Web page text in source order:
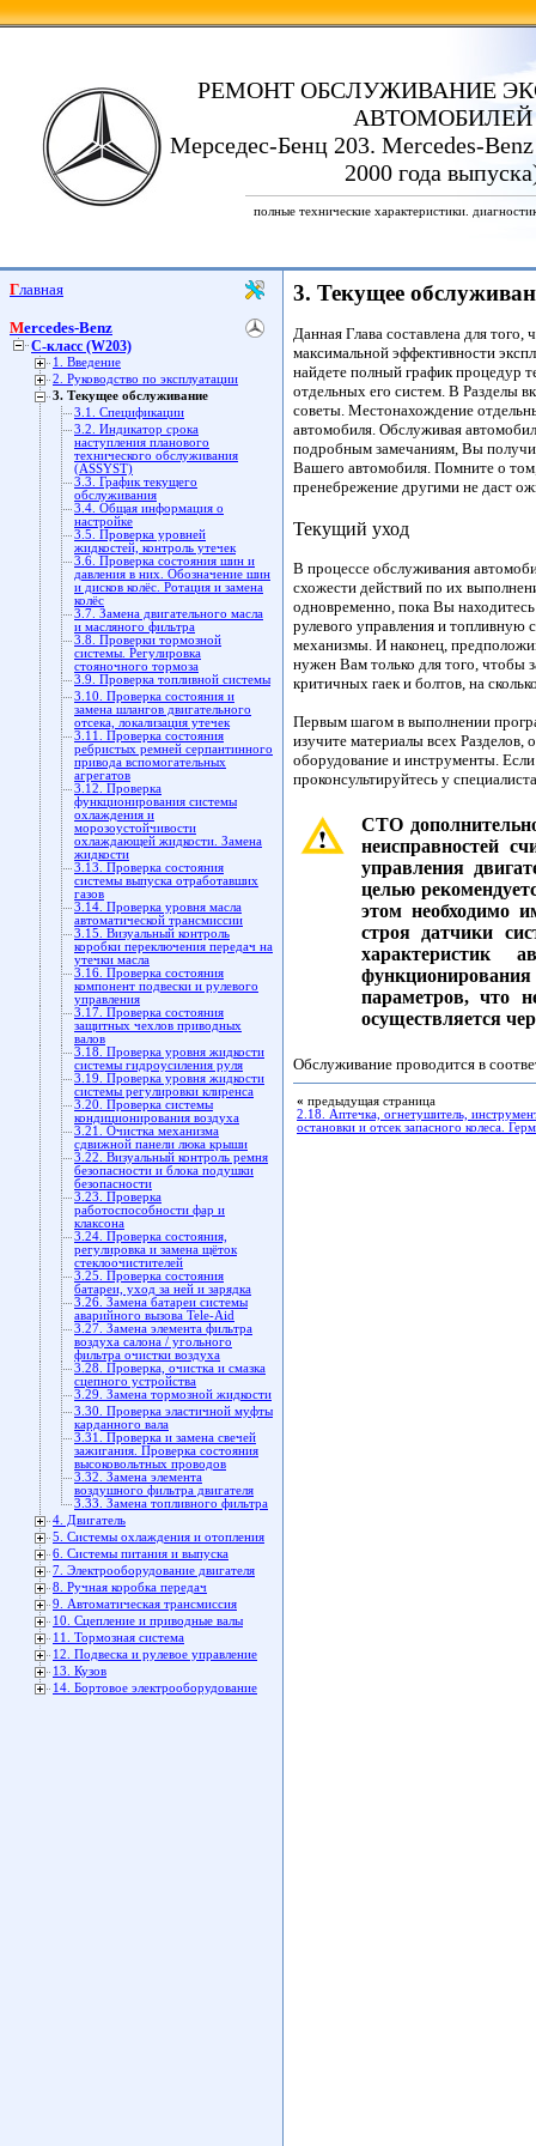
РЕМОНТ ОБСЛУЖИВАНИЕ
АВТОМОБИЛЕЙ
Мерседес-Бенц 203. Mercedes-
2000 года
полные технические характеристики.
Главная
Mercedes-Benz
C-класс (W203)
1. Введение
2. Руководство по эксплуатации
3. Текущее обслуживание
3.1. Спецификации
3.2. Индикатор срока
наступления планового
технического обслуживания
(ASSYST)
3.3. График текущего
обслуживания
3.4. Общая информация о
настройке
3.5. Проверка уровней
жидкостей, контроль утечек
3.6. Проверка состояния шин и
давления в них. Обозначение шин
и дисков колёс. Ротация и замена
колёс
3.7. Замена двигательного масла
и масляного фильтра
3.8. Проверки тормозной
системы. Регулировка
стояночного тормоза
3.9. Проверка топливной системы
3.10. Проверка состояния и
замена шлангов двигательного
отсека, локализация утечек
3.11. Проверка состояния
ребристых ремней серпантинного
привода вспомогательных
агрегатов
3.12. Проверка
функционирования системы
охлаждения и
морозоустойчивости
охлаждающей жидкости. Замена
жидкости
3.13. Проверка состояния
системы выпуска отработавших
газов
3.14. Проверка уровня масла
автоматической трансмиссии
3.15. Визуальный контроль
коробки переключения передач на
утечки масла
3.16. Проверка состояния
компонент подвески и рулевого
управления
3.17. Проверка состояния
защитных чехлов приводных
валов
3.18. Проверка уровня жидкости
системы гидроусиления руля
3.19. Проверка уровня жидкости
системы регулировки клиренса
3.20. Проверка системы
кондиционирования воздуха
3.21. Очистка механизма
сдвижной панели люка крыши
3.22. Визуальный контроль ремня
безопасности и блока подушки
безопасности
3.23. Проверка
работоспособности фар и
клаксона
3.24. Проверка состояния,
регулировка и замена щёток
стеклоочистителей
3.25. Проверка состояния
батареи, уход за ней и зарядка
3.26. Замена батареи системы
аварийного вызова Tele-Aid
3.27. Замена элемента фильтра
воздуха салона / угольного
фильтра очистки воздуха
3.28. Проверка, очистка и смазка
сцепного устройства
3.29. Замена тормозной жидкости
3.30. Проверка эластичной муфты
карданного вала
3.31. Проверка и замена свечей
зажигания. Проверка состояния
высоковольтных проводов
3.32. Замена элемента
воздушного фильтра двигателя
3.33. Замена топливного фильтра
4. Двигатель
5. Системы охлаждения и отопления
6. Системы питания и выпуска
7. Электрооборудование двигателя
8. Ручная коробка передач
9. Автоматическая трансмиссия
10. Сцепление и приводные валы
11. Тормозная система
12. Подвеска и рулевое управление
13. Кузов
14. Бортовое электрооборудование
3. Текущее
Данная Глава составлена для
максимальной эффективности
найдете полный график процедур
отдельных его систем. В Разделы
советы. Местонахождение
автомобиля. Обслуживая
подробным замечаниям, Вы
Вашего автомобиля. Помните о
пренебрежение другими не даст
Текущий уход
В процессе обслуживания
схожести действий по их
одновременно, пока Вы
рулевого управления и топливную
механизмы. И наконец,
нужен Вам только для того, чтобы
критичных гаек и болтов, на
Первым шагом в выполнении
изучите материалы всех
оборудование и инструменты.
проконсультируйтесь у
СТО
неисправностей
управления
целью
этом необходимо
строя датчики
характеристик
параметров, что
осуществляется
Обслуживание проводится в
« предыдущая страница
2.18. Аптечка, огнетушитель,
остановки и отсек запасного колеса.